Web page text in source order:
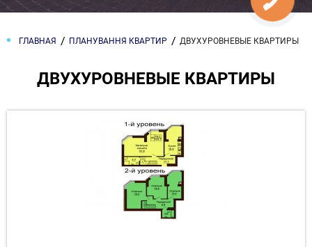
ГЛАВНАЯ ПЛАНУВАННЯ КВАРТИР ДВУХУРОВНЕВЫЕ КВАРТИРЫ
ДВУХУРОВНЕВЫЕ КВАРТИРЫ